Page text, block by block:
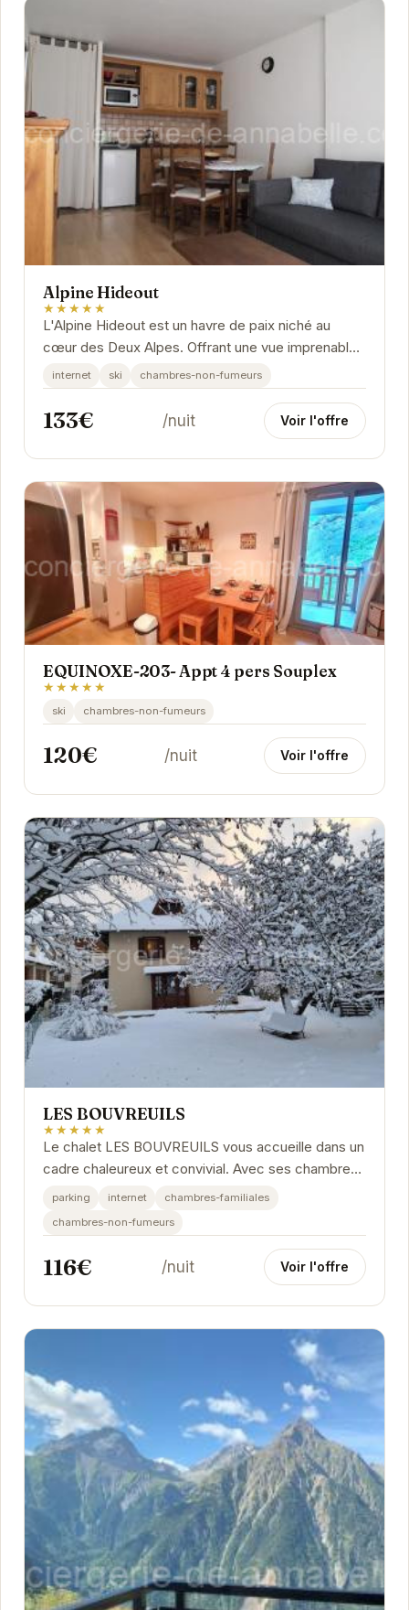
Alpine Hideout
★★★★★
L'Alpine Hideout est un havre de paix niché au
cœur des Deux Alpes. Offrant une vue imprenable
sur les montagnes, cet établissement propose
des...
internet ski chambres-non-fumeurs
133€ /nuit Voir l'offre
EQUINOXE-203- Appt 4 pers Souplex
★★★★★
ski chambres-non-fumeurs
120€ /nuit Voir l'offre
LES BOUVREUILS
★★★★★
Le chalet LES BOUVREUILS vous accueille dans un
cadre chaleureux et convivial. Avec ses chambres
spacieuses et son ambiance montagnarde, il est
parking internet
chambres-familiales
chambres-non-fumeurs
116€ /nuit Voir l'offre